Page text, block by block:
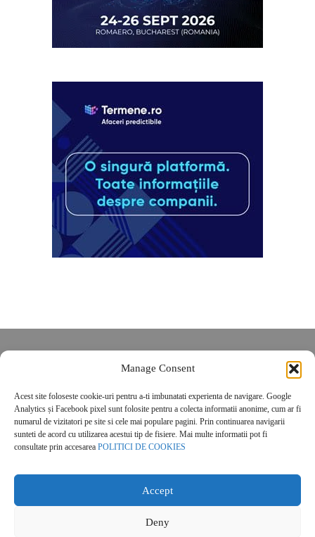
Manage Consent
Acest site foloseste cookie-uri pentru a-ti imbunatati experienta de navigare. Google
Analytics și Facebook pixel sunt folosite pentru a colecta informatii anonime, cum ar fi
numarul de vizitatori pe site si cele mai populare pagini. Prin continuarea navigarii
sunteti de acord cu utilizarea acestui tip de fisiere. Mai multe informatii pot fi
consultate prin accesarea POLITICI DE COOKIES
Accept
Deny
POLITICĂ DE CONFIDENȚIALITATE
Politica de cookies
© 2026 Real Estate Magazine. All Rights Reserved.